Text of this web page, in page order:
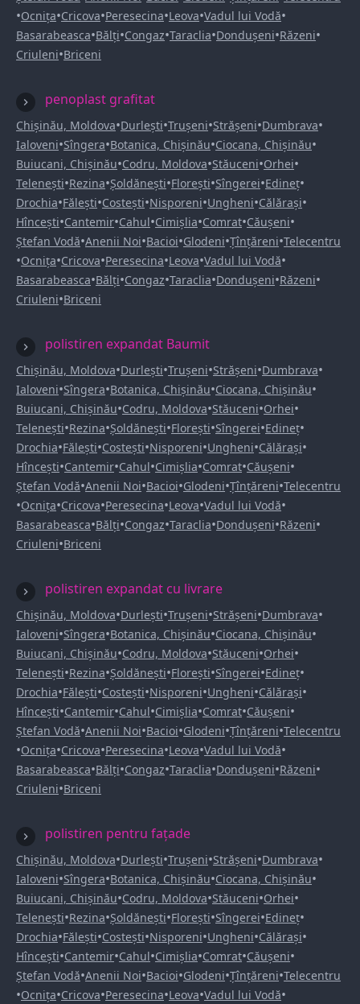
•Ocnița•Cricova•Peresecina•Leova•Vadul lui Vodă•
Basarabeasca•Bălți•Congaz•Taraclia•Dondușeni•Răzeni•
Criuleni•Briceni
penoplast grafitat
Chișinău, Moldova•Durlești•Trușeni•Strășeni•Dumbrava•
Ialoveni•Sîngera•Botanica, Chișinău•Ciocana, Chișinău•
Buiucani, Chișinău•Codru, Moldova•Stăuceni•Orhei•
Telenești•Rezina•Șoldănești•Florești•Sîngerei•Edineț•
Drochia•Fălești•Costești•Nisporeni•Ungheni•Călărași•
Hîncești•Cantemir•Cahul•Cimișlia•Comrat•Căușeni•
Ștefan Vodă•Anenii Noi•Bacioi•Glodeni•Țînțăreni•Telecentru
•Ocnița•Cricova•Peresecina•Leova•Vadul lui Vodă•
Basarabeasca•Bălți•Congaz•Taraclia•Dondușeni•Răzeni•
Criuleni•Briceni
polistiren expandat Baumit
Chișinău, Moldova•Durlești•Trușeni•Strășeni•Dumbrava•
Ialoveni•Sîngera•Botanica, Chișinău•Ciocana, Chișinău•
Buiucani, Chișinău•Codru, Moldova•Stăuceni•Orhei•
Telenești•Rezina•Șoldănești•Florești•Sîngerei•Edineț•
Drochia•Fălești•Costești•Nisporeni•Ungheni•Călărași•
Hîncești•Cantemir•Cahul•Cimișlia•Comrat•Căușeni•
Ștefan Vodă•Anenii Noi•Bacioi•Glodeni•Țînțăreni•Telecentru
•Ocnița•Cricova•Peresecina•Leova•Vadul lui Vodă•
Basarabeasca•Bălți•Congaz•Taraclia•Dondușeni•Răzeni•
Criuleni•Briceni
polistiren expandat cu livrare
Chișinău, Moldova•Durlești•Trușeni•Strășeni•Dumbrava•
Ialoveni•Sîngera•Botanica, Chișinău•Ciocana, Chișinău•
Buiucani, Chișinău•Codru, Moldova•Stăuceni•Orhei•
Telenești•Rezina•Șoldănești•Florești•Sîngerei•Edineț•
Drochia•Fălești•Costești•Nisporeni•Ungheni•Călărași•
Hîncești•Cantemir•Cahul•Cimișlia•Comrat•Căușeni•
Ștefan Vodă•Anenii Noi•Bacioi•Glodeni•Țînțăreni•Telecentru
•Ocnița•Cricova•Peresecina•Leova•Vadul lui Vodă•
Basarabeasca•Bălți•Congaz•Taraclia•Dondușeni•Răzeni•
Criuleni•Briceni
polistiren pentru fațade
Chișinău, Moldova•Durlești•Trușeni•Strășeni•Dumbrava•
Ialoveni•Sîngera•Botanica, Chișinău•Ciocana, Chișinău•
Buiucani, Chișinău•Codru, Moldova•Stăuceni•Orhei•
Telenești•Rezina•Șoldănești•Florești•Sîngerei•Edineț•
Drochia•Fălești•Costești•Nisporeni•Ungheni•Călărași•
Hîncești•Cantemir•Cahul•Cimișlia•Comrat•Căușeni•
Ștefan Vodă•Anenii Noi•Bacioi•Glodeni•Țînțăreni•Telecentru
•Ocnița•Cricova•Peresecina•Leova•Vadul lui Vodă•